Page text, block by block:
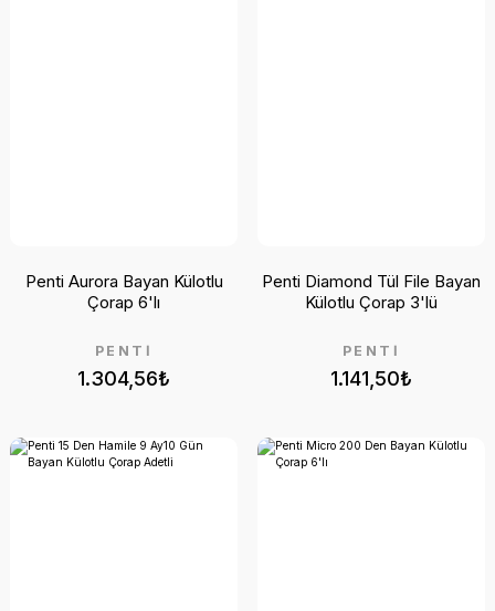
1.304,56₺
PENTİ
Penti Aurora Bayan Külotlu
Çorap 6'lı
1.141,50₺
PENTİ
Penti Diamond Tül File Bayan
Külotlu Çorap 3'lü